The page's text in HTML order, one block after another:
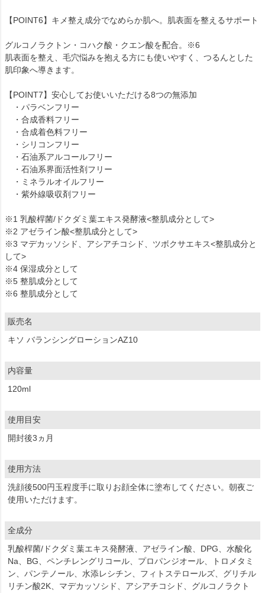
【POINT6】キメ整え成分でなめらか肌へ。肌表面を整えるサポート
グルコノラクトン・コハク酸・クエン酸を配合。※6
肌表面を整え、毛穴悩みを抱える方にも使いやすく、つるんとした
肌印象へ導きます。
【POINT7】安心してお使いいただける8つの無添加
・パラベンフリー
・合成香料フリー
・合成着色料フリー
・シリコンフリー
・石油系アルコールフリー
・石油系界面活性剤フリー
・ミネラルオイルフリー
・紫外線吸収剤フリー
※1 乳酸桿菌/ドクダミ葉エキス発酵液<整肌成分として>
※2 アゼライン酸<整肌成分として>
※3 マデカッソシド、アシアチコシド、ツボクサエキス<整肌成分と
して>
※4 保湿成分として
※5 整肌成分として
※6 整肌成分として
販売名
キソ バランシングローションAZ10
内容量
120ml
使用目安
開封後3ヵ月
使用方法
洗顔後500円玉程度手に取りお顔全体に塗布してください。朝夜ご
使用いただけます。
全成分
乳酸桿菌/ドクダミ葉エキス発酵液、アゼライン酸、DPG、水酸化
Na、BG、ペンチレングリコール、プロパンジオール、トロメタミ
ン、パンテノール、水添レシチン、フィトステロールズ、グリチル
リチン酸2K、マデカッソシド、アシアチコシド、グルコノラクト